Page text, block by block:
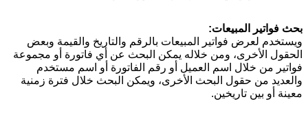
بحث فواتير المبيعات:
ويستخدم لعرض فواتير المبيعات بالرقم والتاريخ والقيمة وبعض
الحقول الأخرى، ومن خلاله يمكن البحث عن أي فاتورة أو مجموعة
فواتير من خلال اسم العميل أو رقم الفاتورة أو اسم مستخدم
والعديد من حقول البحث الأخرى، ويمكن البحث خلال فترة زمنية
معينة أو بين تاريخين.